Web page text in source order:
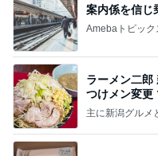
案内係を信じ
Amebaトピック
ラーメン二郎
つけメン変更
主に新潟グルメ